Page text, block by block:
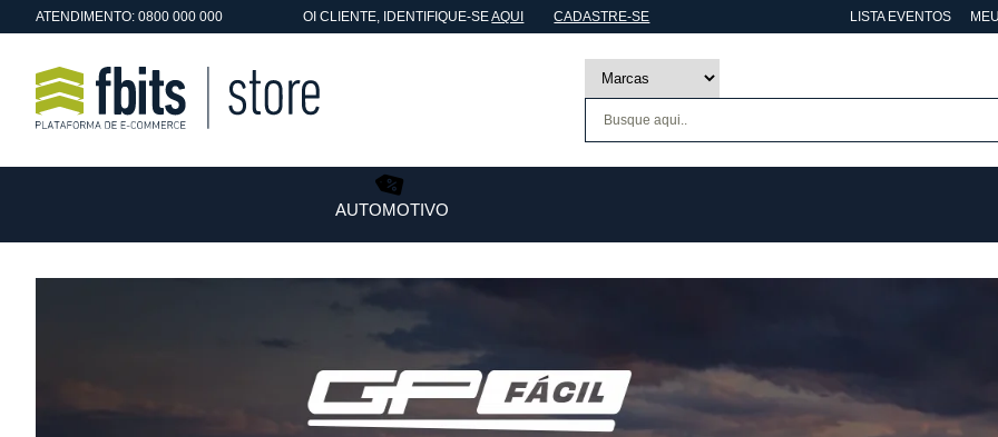
ATENDIMENTO: 0800 000 000 OICLIENTE, IDENTIFIQUE-SEAQUI CADASTRE-SE LISTA EVENTOS
AUTOMOTIVO